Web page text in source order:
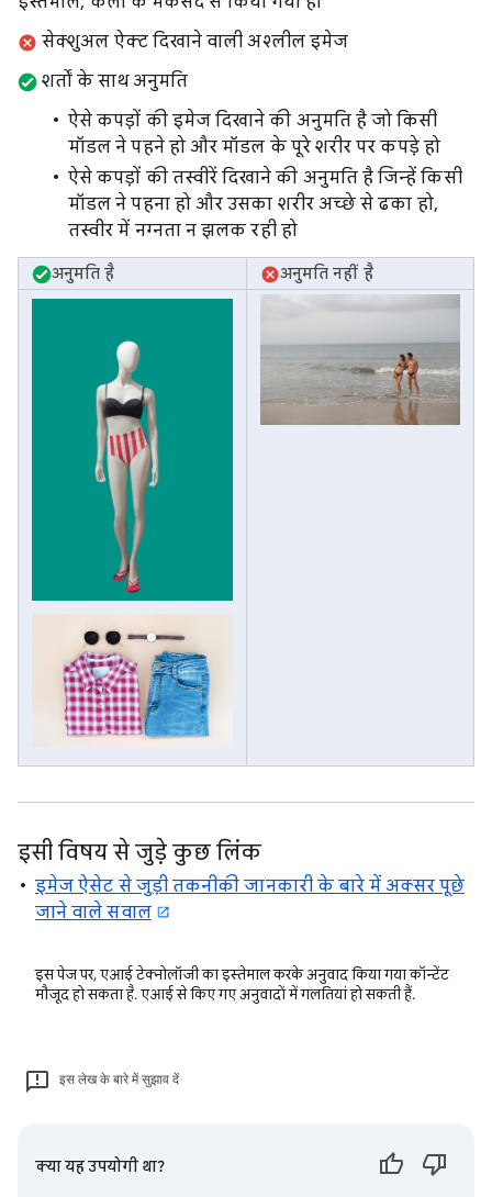
सेक्शुअल ऐक्ट दिखाने वाली अश्लील इमेज
शर्तों के साथ अनुमति
ऐसे कपड़ों की इमेज दिखाने की अनुमति है जो किसी
मॉडल ने पहने हो और मॉडल के पूरे शरीर पर कपड़े हो
ऐसे कपड़ों की तस्वीरें दिखाने की अनुमति है जिन्हें किसी
मॉडल ने पहना हो और उसका शरीर अच्छे से ढका हो,
तस्वीर में नग्नता न झलक रही हो
अनुमति है अनुमति नहीं है
इसी विषय से जुड़े कुछ लिंक
इमेज ऐसेट से जुड़ी तकनीकी जानकारी के बारे में अक्सर पूछे
जाने वाले सवाल
इस पेज पर, एआई टेक्नोलॉजी का इस्तेमाल करके अनुवाद किया गया कॉन्टेंट
मौजूद हो सकता है. एआई से किए गए अनुवादों में गलतियां हो सकती हैं.
इस लेख के बारे में सुझाव दें
क्या यह उपयोगी था?